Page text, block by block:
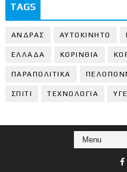
TAGS
ΑΝΔΡΑΣ ΑΥΤΟΚΙΝΗΤΟ
ΕΛΛΑΔΑ ΚΟΡΙΝΘΙΑ
ΠΑΡΑΠΟΛΙΤΙΚΑ
ΣΠΙΤΙ ΤΕΧΝΟΛΟΓΙΑ